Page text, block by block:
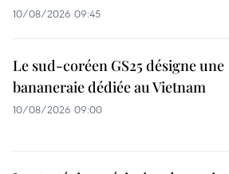
10/08/2026 09:45
Le sud-coréen GS25 désigne une
bananeraie dédiée au Vietnam
10/08/2026 09:00